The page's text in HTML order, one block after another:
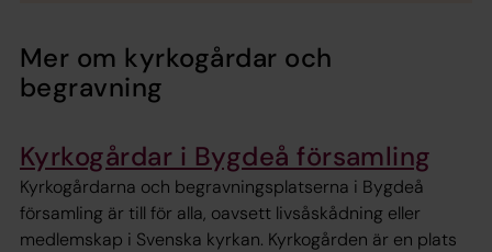
Mer om kyrkogårdar och
begravning
Kyrkogårdar i Bygdeå församling
Kyrkogårdarna och begravningsplatserna i Bygdeå
församling är till för alla, oavsett livsåskådning eller
medlemskap i Svenska kyrkan. Kyrkogården är en plats